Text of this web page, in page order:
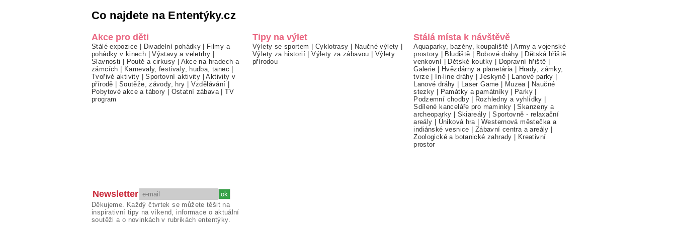
Co najdete na Ententýky.cz
Akce pro děti
Stálé expozice | Divadelní pohádky | Filmy a
pohádky v kinech |Výstavy a veletrhy |
Slavnosti | Poutě a cirkusy | Akce na hradech a
zámcích | Karnevaly, festivaly, hudba, tanec |
Tvořivé aktivity |Sportovní aktivity |Aktivity v
přírodě | Soutěže, závody, hry | Vzdělávání |
Pobytové akce a tábory | Ostatní zábava |TV
program
Tipy na výlet
Výlety se sportem | Cyklotrasy | Naučné výlety |
Výlety za historií |Výlety za zábavou | Výlety
přírodou
Stálá místa k návštěvě
Aquaparky, bazény, koupaliště |Army a vojenské
prostory | Bludiště | Bobové dráhy | Dětská hřiště
venkovní | Dětské koutky | Dopravní hřiště |
Galerie | Hvězdárny a planetária | Hrady, zámky,
tvrze | In-line dráhy |Jeskyně | Lanové parky |
Lanové dráhy | Laser Game | Muzea | Naučné
stezky | Památky a památníky| Parky |
Podzemní chodby| Rozhledny a vyhlídky |
Sdílené kanceláře pro maminky |Skanzeny a
archeoparky | Skiareály |Sportovně - relaxační
areály | Úniková hra |Westernová městečka a
indiánské vesnice | Zábavní centra a areály |
Zoologické a botanické zahrady | Kreativní
prostor
Newsletter
Děkujeme. Každý čtvrtek se můžete těšit na
inspirativní tipy na víkend, informace o aktuální
soutěži a o novinkách v rubrikách ententýky.